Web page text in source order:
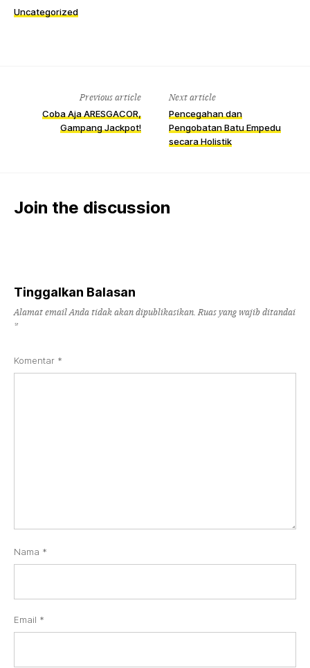
Uncategorized
Previous article
Coba Aja ARESGACOR,
Gampang Jackpot!
Next article
Pencegahan dan
Pengobatan Batu Empedu
secara Holistik
Join the discussion
Tinggalkan Balasan
Alamat email Anda tidak akan dipublikasikan. Ruas yang wajib ditandai
*
Komentar *
Nama *
Email *